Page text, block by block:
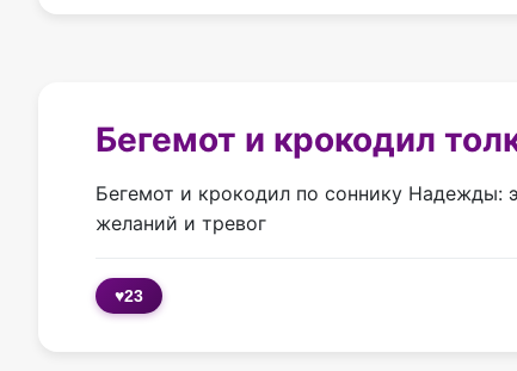
Бегемот и крокодил
Бегемот и крокодил по соннику Надежды:
желаний и тревог
♥23